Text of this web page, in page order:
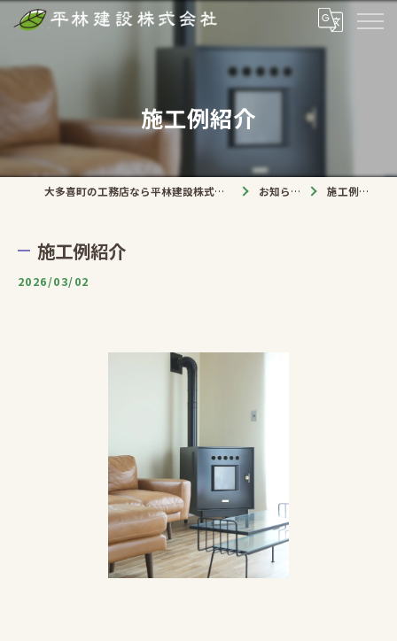
施工例紹介
大多喜町の工務店なら平林建設株式会社 お知らせ 施工例紹介
施工例紹介
2026/03/02